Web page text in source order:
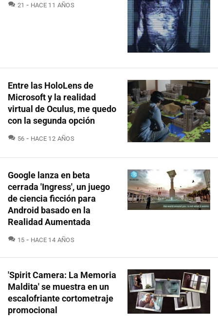
21 COMENTARIOS
HACE 11 AÑOS
Entre las HoloLens de
Microsoft y la realidad
virtual de Oculus, me quedo
con la segunda opción
56 COMENTARIOS
HACE 12 AÑOS
Google lanza en beta
cerrada 'Ingress', un juego
de ciencia ficción para
Android basado en la
Realidad Aumentada
15 COMENTARIOS
HACE 14 AÑOS
'Spirit Camera: La Memoria
Maldita' se muestra en un
escalofriante cortometraje
promocional